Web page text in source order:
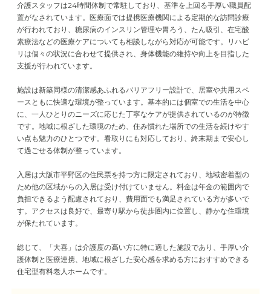
介護スタッフは24時間体制で常駐しており、基準を上回る手厚い職員配
置がなされています。医療面では提携医療機関による定期的な訪問診療
が行われており、糖尿病のインスリン管理や胃ろう、たん吸引、在宅酸
素療法などの医療ケアについても相談しながら対応が可能です。リハビ
リは個々の状況に合わせて提供され、身体機能の維持や向上を目指した
支援が行われています。
施設は新築同様の清潔感あふれるバリアフリー設計で、居室や共用スペ
ースともに快適な環境が整っています。基本的には個室での生活を中心
に、一人ひとりのニーズに応じた丁寧なケアが提供されているのが特徴
です。地域に根ざした環境のため、住み慣れた場所での生活を続けやす
い点も魅力のひとつです。看取りにも対応しており、終末期まで安心し
て過ごせる体制が整っています。
入居は大阪市平野区の住民票を持つ方に限定されており、地域密着型の
ため他の区域からの入居は受け付けていません。料金は年金の範囲内で
負担できるよう配慮されており、費用面でも満足されている方が多いで
す。アクセスは良好で、最寄り駅から徒歩圏内に位置し、静かな住環境
が保たれています。
総じて、「大喜」は介護度の高い方に特に適した施設であり、手厚い介
護体制と医療連携、地域に根ざした安心感を求める方におすすめできる
住宅型有料老人ホームです。